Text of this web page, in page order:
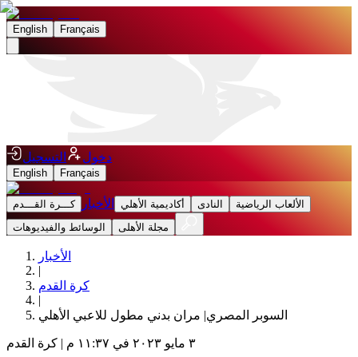
English Français
دخول التسجيل
English Français
كـــرة القـــدم الأخبار أكاديمية الأهلي النادى
الألعاب الرياضية
الوسائط والفيديوهات
مجلة الأهلى
الأخبار
|
كرة القدم
|
السوبر المصري| مران بدني مطول للاعبي الأهلي
٣ مايو ٢٠٢٣ في ١١:٣٧ م | كرة القدم